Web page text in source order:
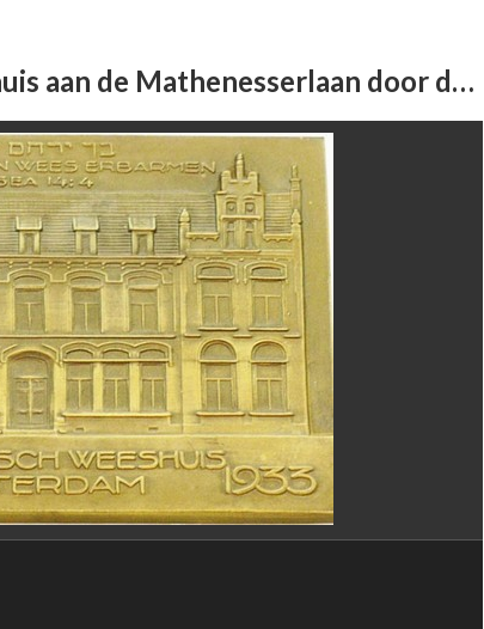
In 1943 werd het Joodse Weeshuis aan de Mathenesserlaan door de bezetter leeggehaald. Ook de bewoners van het …